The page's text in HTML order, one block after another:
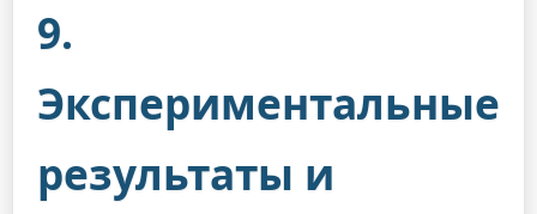
9.
Экспериментальные
результаты и